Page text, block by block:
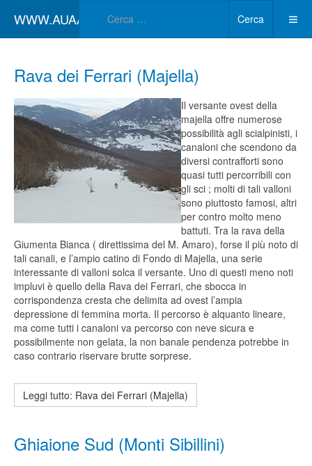
WWW.AUAA.IT
Cerca
Rava dei Ferrari (Majella)
Il versante ovest della
majella offre numerose
possibilità agli scialpinisti, i
canaloni che scendono da
diversi contrafforti sono
quasi tutti percorribili con
gli sci ; molti di tali valloni
sono piuttosto famosi, altri
per contro molto meno
battuti. Tra la rava della
Giumenta Bianca ( direttissima del M. Amaro), forse il più noto di
tali canali, e l’ampio catino di Fondo di Majella, una serie
interessante di valloni solca il versante. Uno di questi meno noti
impluvi è quello della Rava dei Ferrari, che sbocca in
corrispondenza cresta che delimita ad ovest l’ampia
depressione di femmina morta. Il percorso è alquanto lineare,
ma come tutti i canaloni va percorso con neve sicura e
possibilmente non gelata, la non banale pendenza potrebbe in
caso contrario riservare brutte sorprese.
Leggi tutto: Rava dei Ferrari (Majella)
Ghiaione Sud (Monti Sibillini)